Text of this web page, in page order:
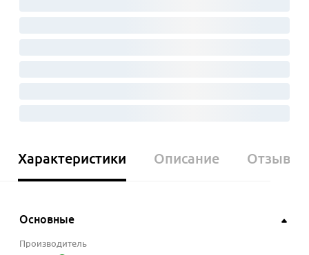
Характеристики Описание Отзывы
Основные
Производитель